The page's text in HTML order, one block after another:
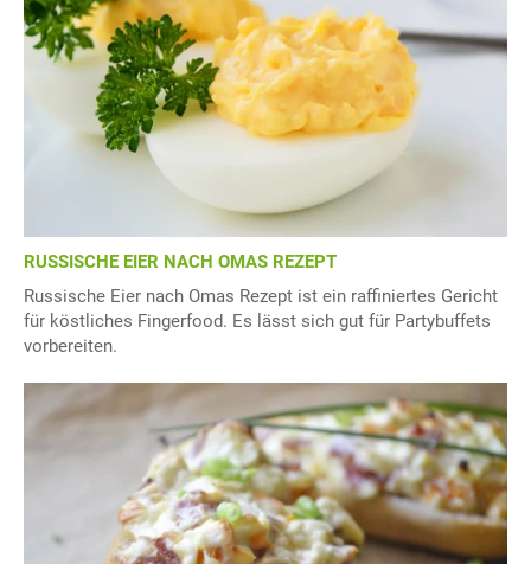
RUSSISCHE EIER NACH OMAS REZEPT
Russische Eier nach Omas Rezept ist ein raffiniertes Gericht
für köstliches Fingerfood. Es lässt sich gut für Partybuffets
vorbereiten.